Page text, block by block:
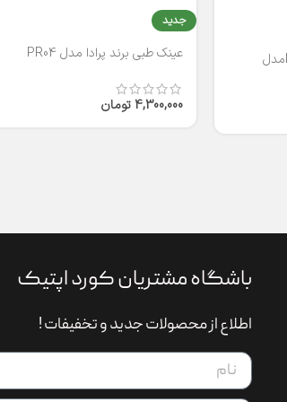
عینک چند کاوره برند NEXAمدل
جدید
عینک طبی برند پرادا مدل PR04
4,300,000 تومان
باشگاه مشتریان کورد اپتیک
اطلاع از محصولات جدید و تخفیفات !